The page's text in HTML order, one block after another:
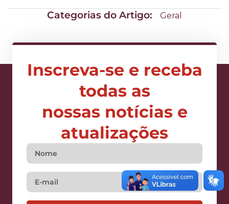
Categorias do Artigo: Geral
Inscreva-se e receba
todas as
nossas notícias e
atualizações